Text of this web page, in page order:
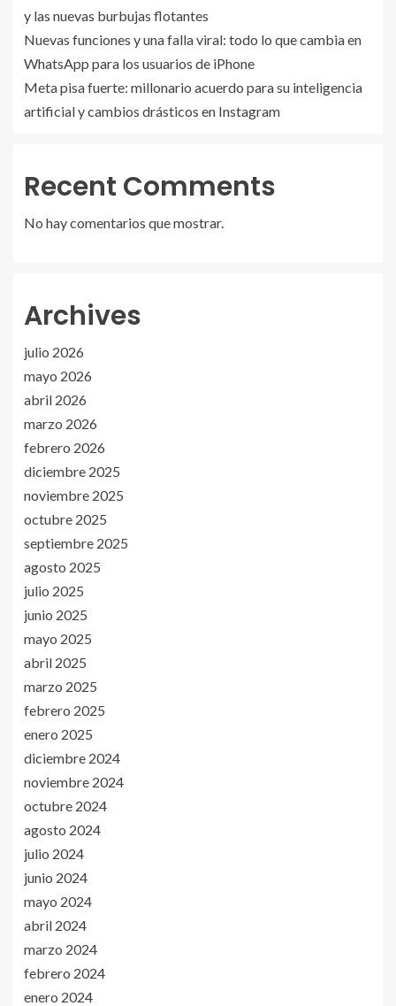
y las nuevas burbujas flotantes
Nuevas funciones y una falla viral: todo lo que cambia en
WhatsApp para los usuarios de iPhone
Meta pisa fuerte: millonario acuerdo para su inteligencia
artificial y cambios drásticos en Instagram
Recent Comments
No hay comentarios que mostrar.
Archives
julio 2026
mayo 2026
abril 2026
marzo 2026
febrero 2026
diciembre 2025
noviembre 2025
octubre 2025
septiembre 2025
agosto 2025
julio 2025
junio 2025
mayo 2025
abril 2025
marzo 2025
febrero 2025
enero 2025
diciembre 2024
noviembre 2024
octubre 2024
agosto 2024
julio 2024
junio 2024
mayo 2024
abril 2024
marzo 2024
febrero 2024
enero 2024